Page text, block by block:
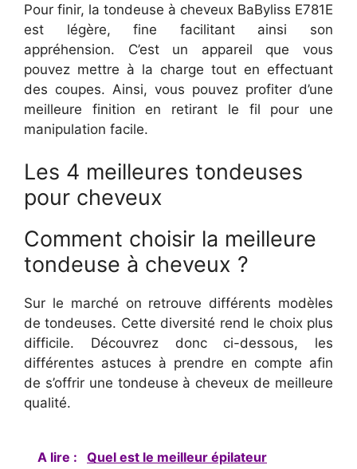
Pour finir, la tondeuse à cheveux BaByliss E781E
est légère, fine facilitant ainsi son
appréhension. C’est un appareil que vous
pouvez mettre à la charge tout en effectuant
des coupes. Ainsi, vous pouvez profiter d’une
meilleure finition en retirant le fil pour une
manipulation facile.
Les 4 meilleures tondeuses
pour cheveux
Comment choisir la meilleure
tondeuse à cheveux ?
Sur le marché on retrouve différents modèles
de tondeuses. Cette diversité rend le choix plus
difficile. Découvrez donc ci-dessous, les
différentes astuces à prendre en compte afin
de s’offrir une tondeuse à cheveux de meilleure
qualité.
A lire :
Quel est le meilleur épilateur